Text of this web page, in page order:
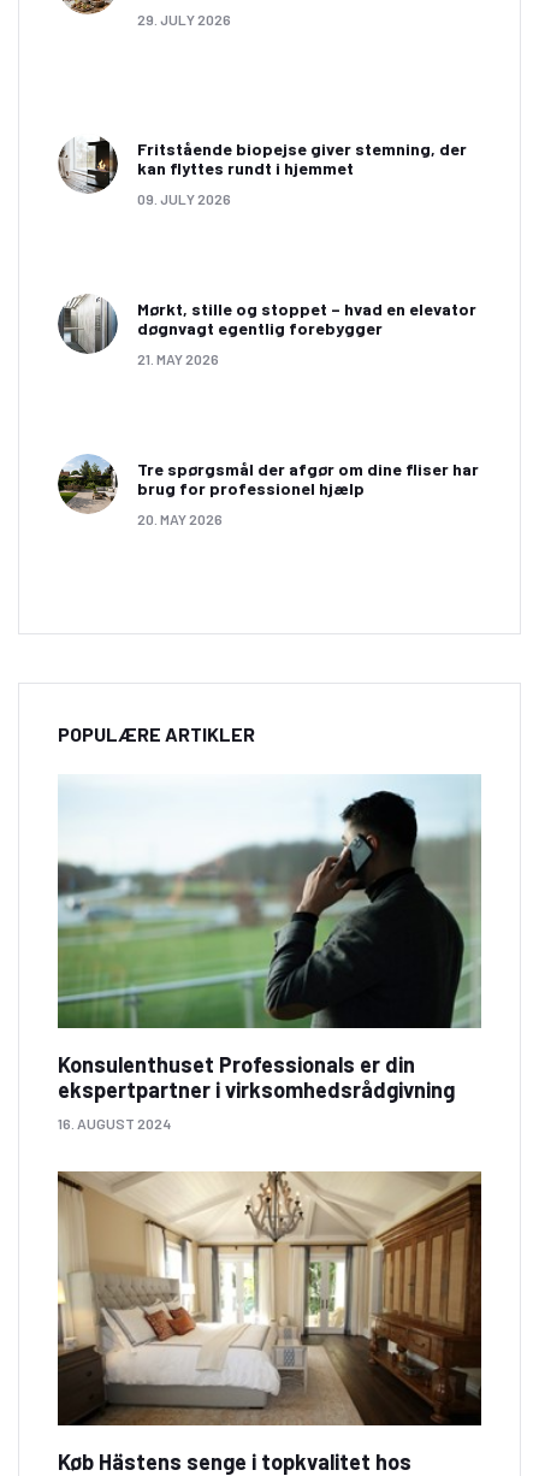
29. JULY 2026
Fritstående biopejse giver stemning, der
kan flyttes rundt i hjemmet
09. JULY 2026
Mørkt, stille og stoppet – hvad en elevator
døgnvagt egentlig forebygger
21. MAY 2026
Tre spørgsmål der afgør om dine fliser har
brug for professionel hjælp
20. MAY 2026
POPULÆRE ARTIKLER
Konsulenthuset Professionals er din
ekspertpartner i virksomhedsrådgivning
16. AUGUST 2024
Køb Hästens senge i topkvalitet hos